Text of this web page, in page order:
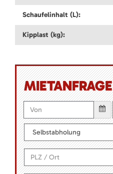
Schaufelinhalt (L):
Kipplast (kg):
MIETANFRAGE